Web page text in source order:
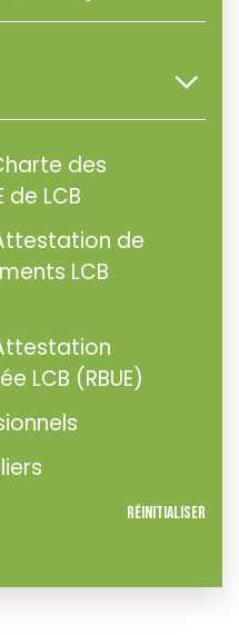
des
de LCB
de
LCB
LCB (RBUE)
Réinitialiser